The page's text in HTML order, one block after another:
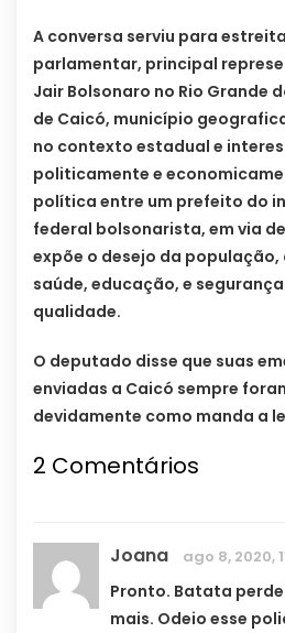
A conversa serviu para
parlamentar, principal
Jair Bolsonaro no Rio Grande
de Caicó, município
no contexto estadual e
politicamente e
política entre um prefeito do
federal bolsonarista, em via
expõe o desejo da população,
saúde, educação, e
qualidade.
O deputado disse que suas
enviadas a Caicó sempre
devidamente como manda a
2 Comentários
Joana ago 8, 2020,
Pronto. Batata
mais. Odeio esse